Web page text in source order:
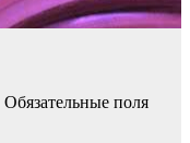
Обязательные поля